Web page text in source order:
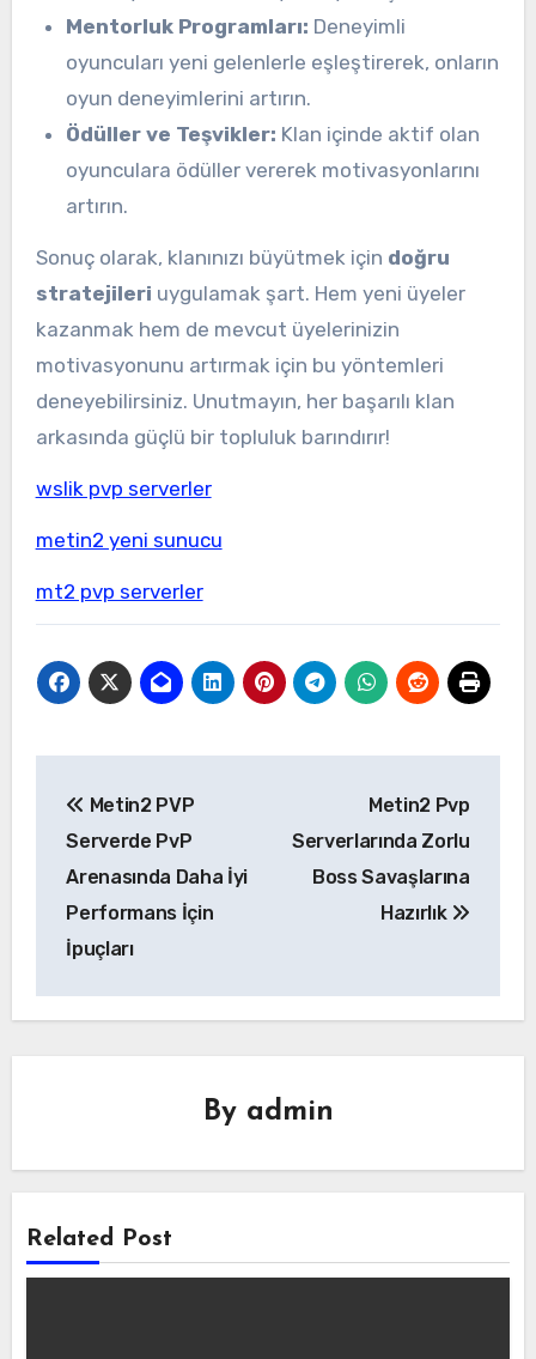
Mentorluk Programları: Deneyimli
oyuncuları yeni gelenlerle eşleştirerek, onların
oyun deneyimlerini artırın.
Ödüller ve Teşvikler: Klan içinde aktif olan
oyunculara ödüller vererek motivasyonlarını
artırın.
Sonuç olarak, klanınızı büyütmek için doğru
stratejileri uygulamak şart. Hem yeni üyeler
kazanmak hem de mevcut üyelerinizin
motivasyonunu artırmak için bu yöntemleri
deneyebilirsiniz. Unutmayın, her başarılı klan
arkasında güçlü bir topluluk barındırır!
wslik pvp serverler
metin2 yeni sunucu
mt2 pvp serverler
gezinmesi
Metin2 PVP
Serverde PvP
Arenasında Daha İyi
Performans İçin
İpuçları
Metin2 Pvp
Serverlarında Zorlu
Boss Savaşlarına
Hazırlık
By admin
Related Post